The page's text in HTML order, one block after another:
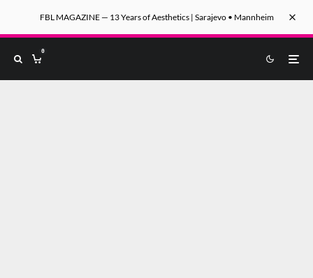
FBL MAGAZINE — 13 Years of Aesthetics | Sarajevo • Mannheim
0